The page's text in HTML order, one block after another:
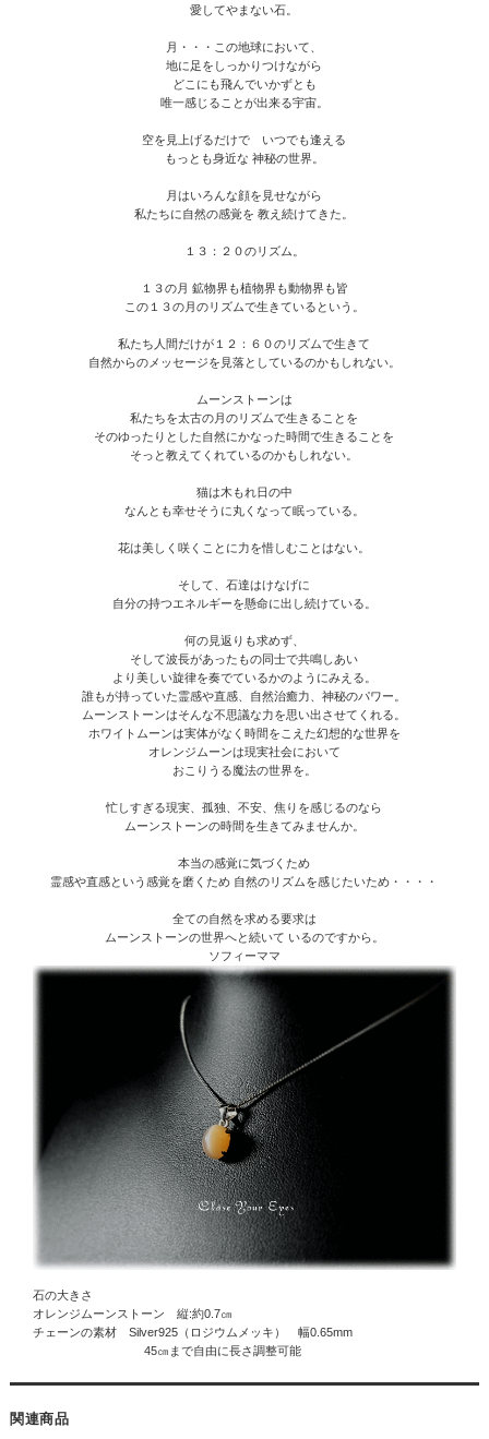
愛してやまない石。
月・・・この地球において、
地に足をしっかりつけながら
どこにも飛んでいかずとも
唯一感じることが出来る宇宙。
空を見上げるだけで いつでも逢える
もっとも身近な 神秘の世界。
月はいろんな顔を見せながら
私たちに自然の感覚を 教え続けてきた。
１３：２０のリズム。
１３の月 鉱物界も植物界も動物界も皆
この１３の月のリズムで生きているという。
私たち人間だけが１２：６０のリズムで生きて
自然からのメッセージを見落としているのかもしれない。
ムーンストーンは
私たちを太古の月のリズムで生きることを
そのゆったりとした自然にかなった時間で生きることを
そっと教えてくれているのかもしれない。
猫は木もれ日の中
なんとも幸せそうに丸くなって眠っている。
花は美しく咲くことに力を惜しむことはない。
そして、石達はけなげに
自分の持つエネルギーを懸命に出し続けている。
何の見返りも求めず、
そして波長があったもの同士で共鳴しあい
より美しい旋律を奏でているかのようにみえる。
誰もが持っていた霊感や直感、自然治癒力、神秘のパワー。
ムーンストーンはそんな不思議な力を思い出させてくれる。
ホワイトムーンは実体がなく時間をこえた幻想的な世界を
オレンジムーンは現実社会において
おこりうる魔法の世界を。
忙しすぎる現実、孤独、不安、焦りを感じるのなら
ムーンストーンの時間を生きてみませんか。
本当の感覚に気づくため
霊感や直感という感覚を磨くため 自然のリズムを感じたいため・・・・
全ての自然を求める要求は
ムーンストーンの世界へと続いて いるのですから。
ソフィーママ
石の大きさ
オレンジムーンストーン 縦:約0.7㎝
チェーンの素材 Silver925（ロジウムメッキ） 幅0.65mm
45㎝まで自由に長さ調整可能
関連商品